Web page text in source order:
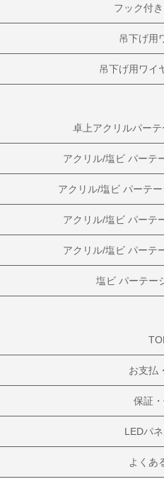
フック付
吊下げ用
吊下げ用ワイ
卓上アクリルパー
アクリル/塩ビ パーテ
アクリル/塩ビ パーテ
アクリル/塩ビ パーテ
アクリル/塩ビ パーテ
塩ビ パーテー
お支払
保証
LEDパ
よくあ